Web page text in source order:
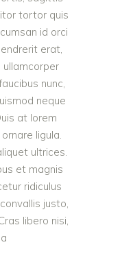
tortor quis
id orci
erat,
nunc,
neque
at lorem
ligula.
ultrices.
et magnis
ridiculus
justo,
libero nisi,